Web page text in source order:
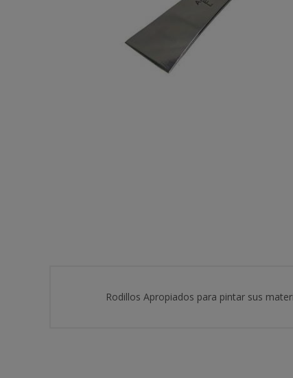
Rodillos Apropiados para pintar sus